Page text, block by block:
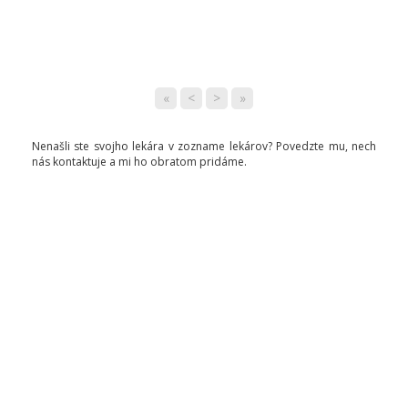
« < > »
Nenašli ste svojho lekára v zozname lekárov? Povedzte mu, nech
nás kontaktuje a mi ho obratom pridáme.